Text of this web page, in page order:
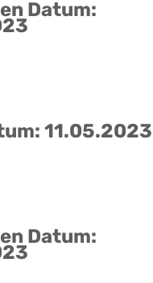
Datum:
11.05.2023
Datum: